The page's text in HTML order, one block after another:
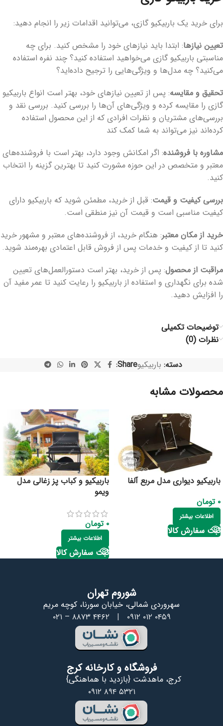
برای خرید یک باربیکیو گازی، می‌توانید اقدامات زیر را انجام دهید:
تعیین نیازها: ابتدا باید نیازهای خود را مشخص کنید. برای چه
مناسبتی باربیکیو گازی می‌خواهید استفاده کنید؟ چند نفره استفاده
می‌کنید؟ چه مدل‌ها و ویژگی‌هایی را ترجیح داده‌اید؟
تحقیق و مقایسه: پس از تعیین نیازهای خود، بهتر است انواع باربیکیو
گازی را مقایسه کرده و ویژگی‌های آن‌ها را بررسی کنید. بررسی نقد و
بررسی‌های مشتریان و نظرات افرادی که از این محصول استفاده
کرده‌اند نیز می‌تواند به شما کمک کند
مشاوره با فروشنده: اگر امکانش وجود دارد، بهتر است با فروشنده‌های
معتبر و متخصص در این حوزه مشورت کنید تا بهترین گزینه را انتخاب
کنید.
بررسی کیفیت و قیمت: قبل از خرید، مطمئن شوید که باربیکیو دارای
کیفیت مناسبی است و قیمت آن نیز منطقی است.
خرید از مکان معتبر: هنگام خرید، از فروشنده‌های معتبر و مشهور خرید
کنید تا از کیفیت و خدمات پس از فروش قابل اعتمادی بهره‌مند شوید.
مراقبت از محصول: پس از خرید، بهتر است دستورالعمل‌های تعیین
شده برای نگهداری و استفاده از باربیکیو را رعایت کنید تا عمر مفید آن
را افزایش دهید.
توضیحات تکمیلی
نظرات (0)
دسته: باربیکیوShare:
محصولات مشابه
باربیکیو دیواری مدل مربع آلفا
۰ تومان
اطلاعات بیشتر
ثبت سفارش کالا
باربیکیو و کباب پز زغالی مدل
ویمو
۰ تومان
اطلاعات بیشتر
ثبت سفارش کالا
شوروم تهران
سهروردی شمالی، خیابان سورنا، کوچه مریم
۰۲۱ – ۸۸۷۳ ۴۴۶۲ | ۰۹۱۲ ۰۱۲ ۰۴۵۹
فروشگاه و کارخانه کرج
کرج، ماهدشت {بازدید با هماهنگی}
۰۹۱۲ ۸۹۴ ۵۳۲۱